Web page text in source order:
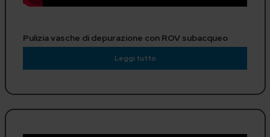
Pulizia vasche di depurazione con ROV subacqueo
Leggi tutto